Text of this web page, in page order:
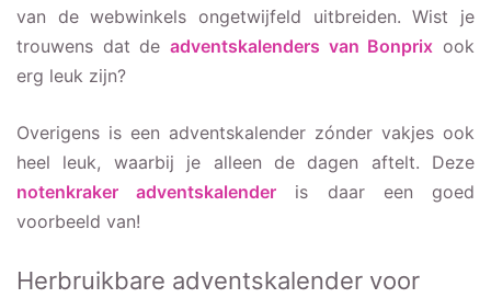
van de webwinkels ongetwijfeld uitbreiden. Wist je
trouwens dat de adventskalenders van Bonprix ook
erg leuk zijn?
Overigens is een adventskalender zónder vakjes ook
heel leuk, waarbij je alleen de dagen aftelt. Deze
notenkraker adventskalender is daar een goed
voorbeeld van!
Herbruikbare adventskalender voor